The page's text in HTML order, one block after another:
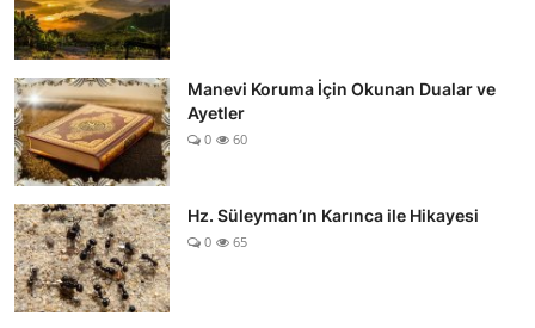
Manevi Koruma İçin Okunan Dualar ve
Ayetler
0 60
Hz. Süleyman’ın Karınca ile Hikayesi
0 65